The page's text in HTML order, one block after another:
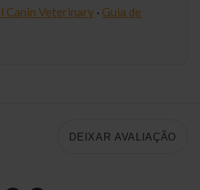
Canin Veterinary · Guia de
DEIXAR AVALIAÇÃO